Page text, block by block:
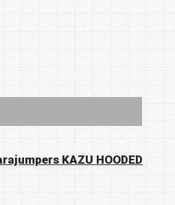
KAZU HOODED